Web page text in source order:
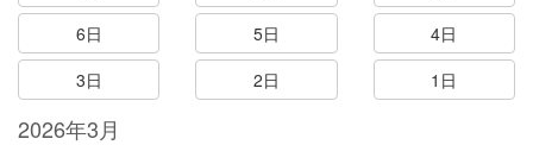
6日
5日
4日
3日
2日 1日
2026年3月